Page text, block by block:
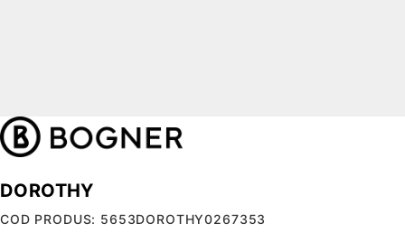
DOROTHY
COD PRODUS: 5653DOROTHY0267353